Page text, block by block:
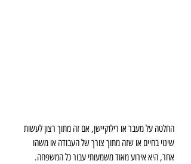
החלטה על מעבר או רילוקיישן, אם זה מתוך רצון לעשות
שינוי בחיים או שזה מתוך צורך של העבודה או משהו
אחר, היא אירוע מאוד משמעותי עבור כל המשפחה.